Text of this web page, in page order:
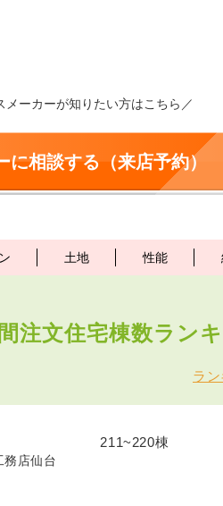
メーカーが知りたい方はこちら／
に相談する（来店予約）
土地 性能
注文住宅棟数ラン
ラ
211~220棟
務店仙台